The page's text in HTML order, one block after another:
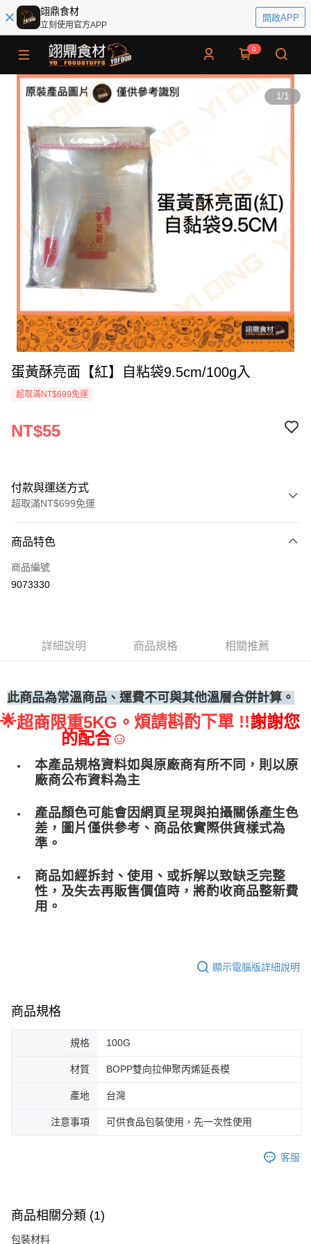
翊鼎食材
立刻使用官方APP
開啟APP
0
1/1
蛋黃酥亮面【紅】自粘袋9.5cm/100g入
超取滿NT$699免運
NT$55
付款與運送方式
超取滿NT$699免運
信用卡一次付款
Apple Pay
每筆NT$60，滿NT$699(含以上)免運費
每筆NT$60，滿NT$699(含以上)免運費
(請點開選項勾選)
每筆NT$250
商品特色
商品編號
9073330
詳細說明 商品規格 相關推薦
此商品為常溫商品、運費不可與其他溫層合併計算。
🌟超商限重5KG。 煩請斟酌下單 !!謝謝您
的配合☺
本產品規格資料如與原廠商有所不同，則以原
廠商公布資料為主
產品顏色可能會因網頁呈現與拍攝關係產生色
差，圖片僅供參考、商品依實際供貨樣式為
準。
商品如經拆封、使用、或拆解以致缺乏完整
性，及失去再販售價值時，將酌收商品整﻿新費
用。
顯示電腦版詳細說明
商品規格
規格 100G
材質 BOPP雙向拉伸聚丙烯延長模
產地 台灣
注意事項 可供食品包裝使用，先一次性使用
客服
商品相關分類 (1)
包裝材料